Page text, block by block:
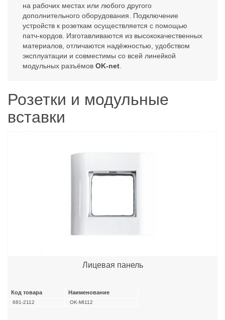
на рабочих местах или любого другого
дополнительного оборудования. Подключение
устройств к розеткам осуществляется с помощью
патч-кордов. Изготавливаются из высококачественных
материалов, отличаются надёжностью, удобством
эксплуатации и совместимы со всей линейкой
модульных разъёмов OK-net
Розетки и модульные
вставки
Лицевая панель
Код товара Наименование
681-2112 OK-MI112